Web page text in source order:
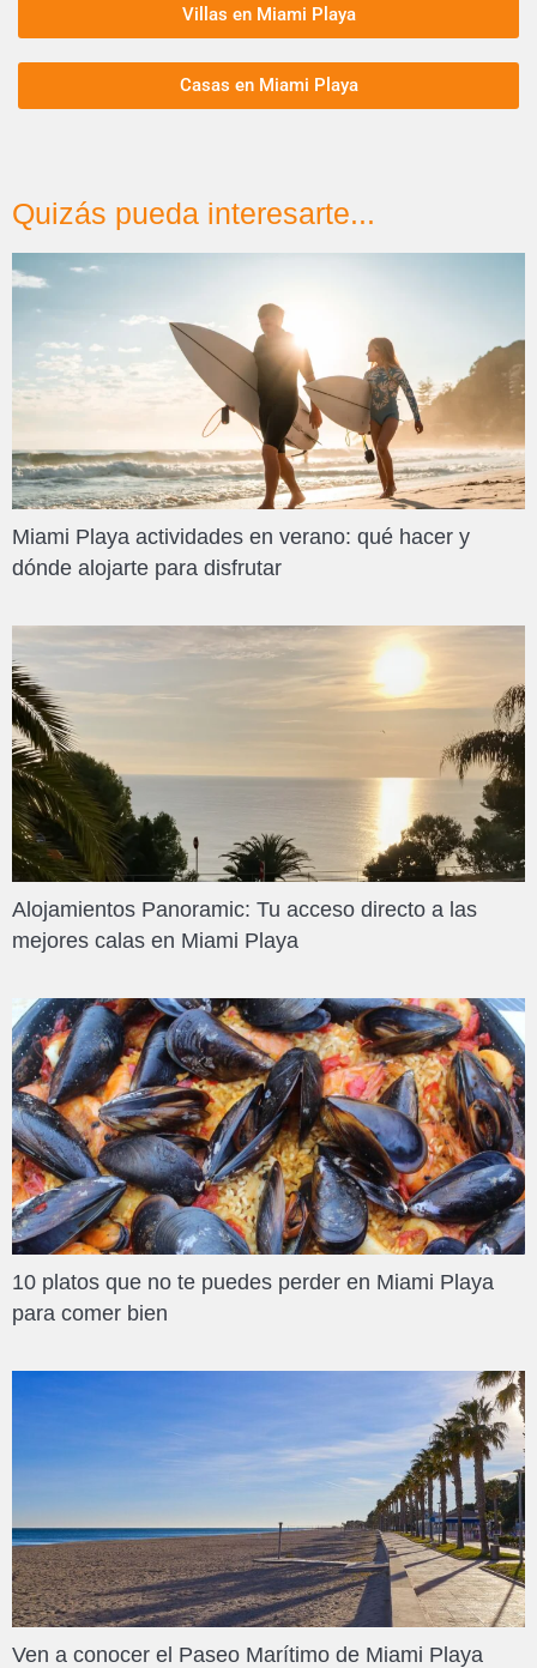
Villas en Miami Playa
Casas en Miami Playa
Quizás pueda interesarte...
Miami Playa actividades en verano: qué hacer y
dónde alojarte para disfrutar
Alojamientos Panoramic: Tu acceso directo a las
mejores calas en Miami Playa
10 platos que no te puedes perder en Miami Playa
para comer bien
Ven a conocer el Paseo Marítimo de Miami Playa